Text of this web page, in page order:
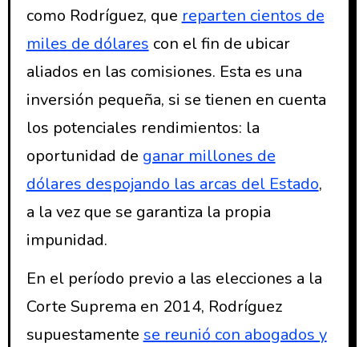
como Rodríguez, que reparten cientos de
miles de dólares con el fin de ubicar
aliados en las comisiones. Esta es una
inversión pequeña, si se tienen en cuenta
los potenciales rendimientos: la
oportunidad de ganar millones de
dólares despojando las arcas del Estado,
a la vez que se garantiza la propia
impunidad.
En el período previo a las elecciones a la
Corte Suprema en 2014, Rodríguez
supuestamente se reunió con abogados y